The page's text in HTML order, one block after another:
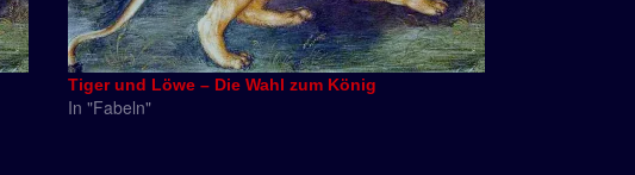
Tiger und Löwe – Die Wahl zum König
In "Fabeln"